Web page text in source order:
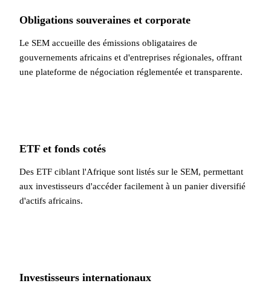
Obligations souveraines et corporate
Le SEM accueille des émissions obligataires de
gouvernements africains et d'entreprises régionales, offrant
une plateforme de négociation réglementée et transparente.
ETF et fonds cotés
Des ETF ciblant l'Afrique sont listés sur le SEM, permettant
aux investisseurs d'accéder facilement à un panier diversifié
d'actifs africains.
Investisseurs internationaux